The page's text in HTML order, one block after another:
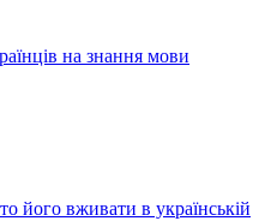
на знання мови
його вживати в українській